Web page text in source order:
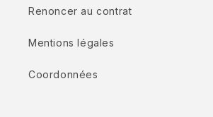
Renoncer au contrat
Mentions légales
Coordonnées